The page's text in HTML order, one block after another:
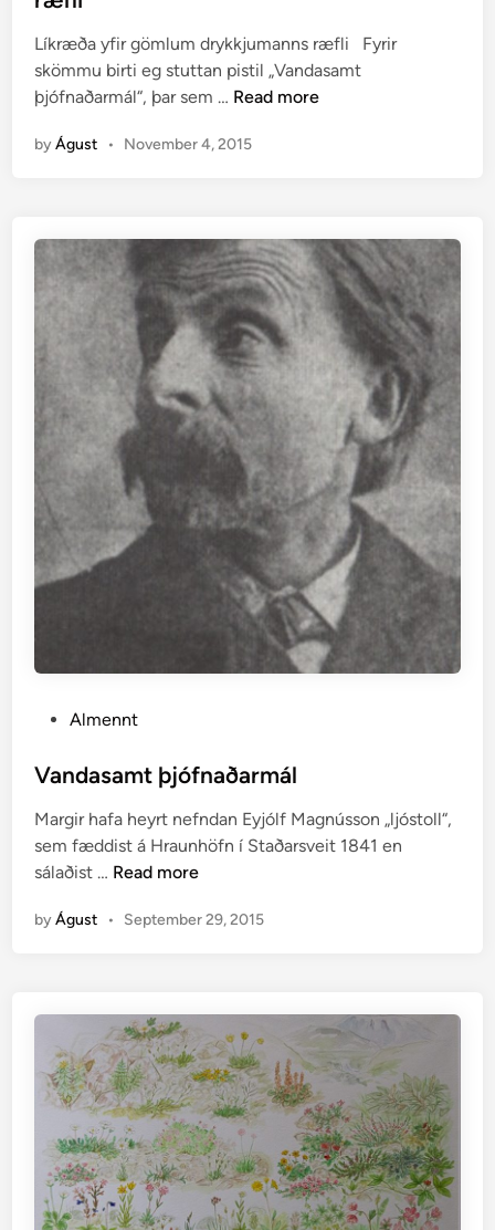
i
r
t
g
l
e
i
ð
i
n
u
m
g
r
æ
ð
s
l
u
a
d
i
n
Líkræða yfir gömlum drykkjumanns ræfli Fyrir
skömmu birti eg stuttan pistil „Vandasamt
þjófnaðarmál“, þar sem … L
k
a
y
f
i
r
g
ö
m
u
m
r
y
k
j
n
n
s
f
Read more
byÁgust • November 4, 2015
s
e
d
i
Almennt
Vandasamt þjófnaðarmál
Margir hafa heyrt nefndan Eyjólf Magnússon „ljóstoll“,
sem fæddist á Hraunhöfn í Staðarsveit 1841 en
sálaðist … V
n
a
m
t
þ
j
ó
f
n
Read more
byÁgust • September 29, 2015